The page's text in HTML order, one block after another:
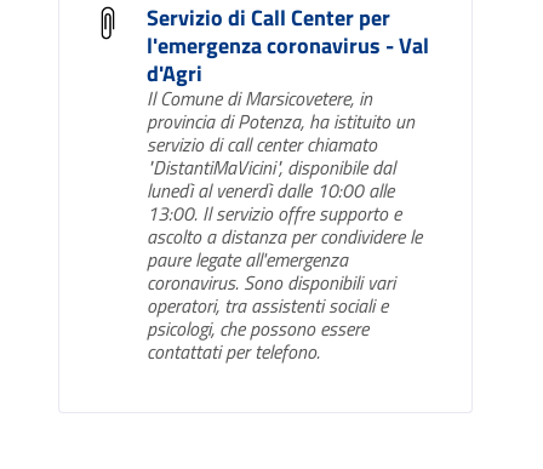
Servizio di Call Center per
l'emergenza coronavirus - Val
d'Agri
Il Comune di Marsicovetere, in
provincia di Potenza, ha istituito un
servizio di call center chiamato
"DistantiMaVicini", disponibile dal
lunedì al venerdì dalle 10:00 alle
13:00. Il servizio offre supporto e
ascolto a distanza per condividere le
paure legate all'emergenza
coronavirus. Sono disponibili vari
operatori, tra assistenti sociali e
psicologi, che possono essere
contattati per telefono.